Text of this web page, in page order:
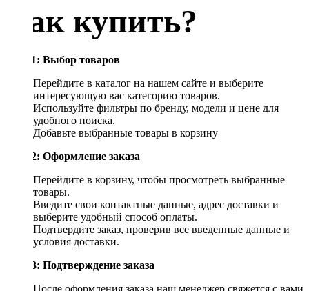
Как купить?
Шаг 1: Выбор товаров
Перейдите в каталог на нашем сайте и выберите
интересующую вас категорию товаров.
Используйте фильтры по бренду, модели и цене для
удобного поиска.
Добавьте выбранные товары в корзину
Шаг 2: Оформление заказа
Перейдите в корзину, чтобы просмотреть выбранные
товары.
Введите свои контактные данные, адрес доставки и
выберите удобный способ оплаты.
Подтвердите заказ, проверив все введенные данные и
условия доставки.
Шаг 3: Подтверждение заказа
После оформления заказа наш менеджер свяжется с вами